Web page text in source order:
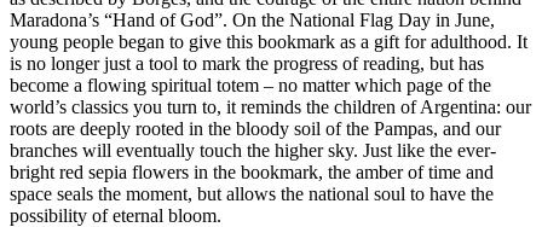
Maradona’s “Hand of God”. On the National Flag Day in June,
young people began to give this bookmark as a gift for adulthood. It
is no longer just a tool to mark the progress of reading, but has
become a flowing spiritual totem – no matter which page of the
world’s classics you turn to, it reminds the children of Argentina: our
roots are deeply rooted in the bloody soil of the Pampas, and our
branches will eventually touch the higher sky. Just like the ever-
bright red sepia flowers in the bookmark, the amber of time and
space seals the moment, but allows the national soul to have the
possibility of eternal bloom.